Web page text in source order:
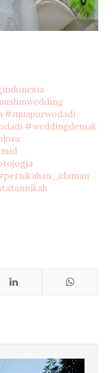
#muapurwodadi
#weddingdemak